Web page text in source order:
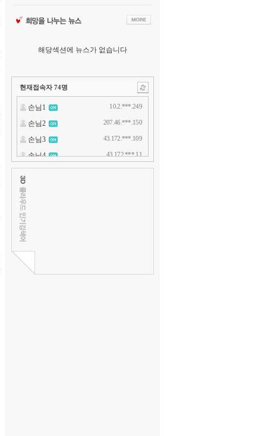
해당섹션에 뉴스가 없습니다
현재접속자 74명